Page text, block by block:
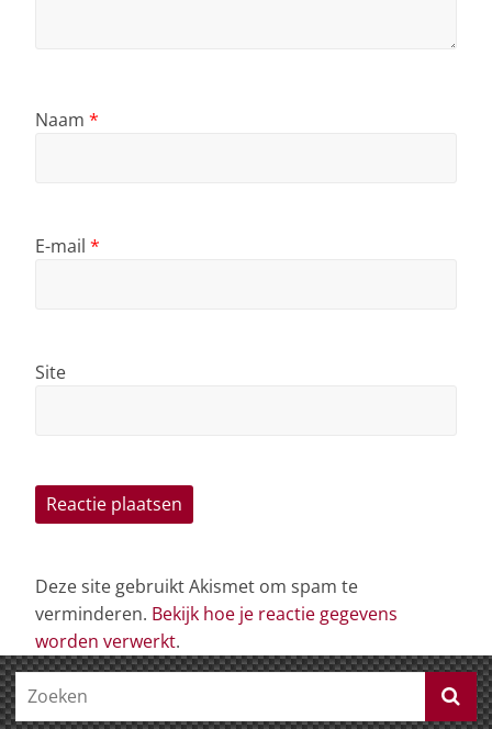
Naam *
E-mail *
Site
Deze site gebruikt Akismet om spam te
verminderen. Bekijk hoe je reactie gegevens
worden verwerkt.